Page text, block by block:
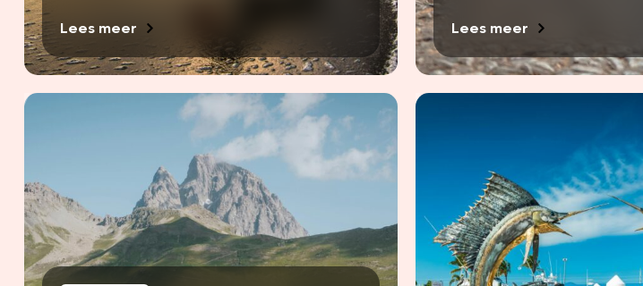
Lees meer Lees meer